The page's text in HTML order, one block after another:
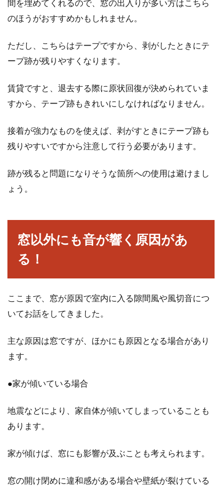
間を埋めてくれるので、窓の出入りが多い方はこちら
のほうがおすすめかもしれません。
ただし、こちらはテープですから、剥がしたときにテ
ープ跡が残りやすくなります。
賃貸ですと、退去する際に原状回復が決められていま
すから、テープ跡もきれいにしなければなりません。
接着が強力なものを使えば、剥がすときにテープ跡も
残りやすいですから注意して行う必要があります。
跡が残ると問題になりそうな箇所への使用は避けまし
ょう。
窓以外にも音が響く原因があ
る！
ここまで、窓が原因で室内に入る隙間風や風切音につ
いてお話をしてきました。
主な原因は窓ですが、ほかにも原因となる場合があり
ます。
●家が傾いている場合
地震などにより、家自体が傾いてしまっていることも
あります。
家が傾けば、窓にも影響が及ぶことも考えられます。
窓の開け閉めに違和感がある場合や壁紙が裂けている